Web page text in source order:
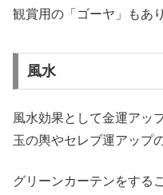
観賞用の「ゴーヤ」もあ
風水
風水効果として金運アッ
玉の輿やセレブ運アップ
グリーンカーテンをする